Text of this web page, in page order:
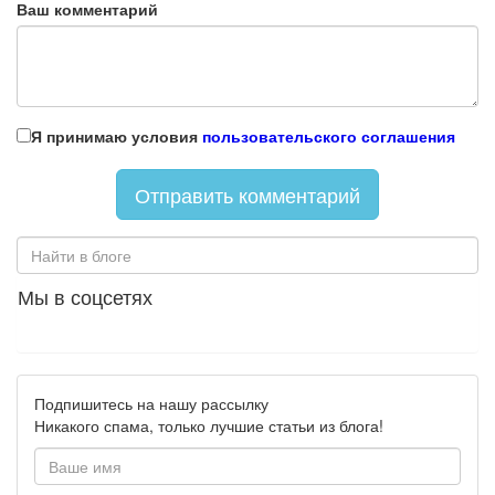
Ваш комментарий
Я принимаю условия пользовательского соглашения
Мы в соцсетях
Подпишитесь на нашу рассылку
Никакого спама, только лучшие статьи из блога!